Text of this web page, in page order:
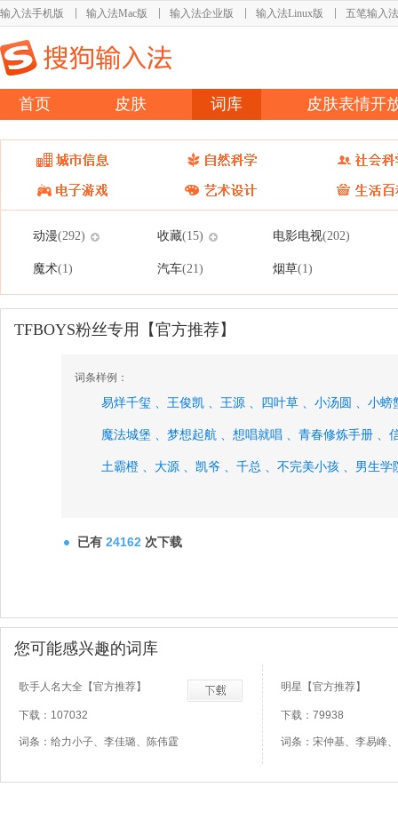
输入法手机版 输入法Mac版 输入法企业版 输入法Linux版 五笔输入法
首页 皮肤 词库 皮肤表情开
动漫(292) 收藏(15) 电影电视(202)
魔术(1) 汽车(21) 烟草(1)
TFBOYS粉丝专用【官方推荐】
词条样例：
易烊千玺 、 王俊凯 、 王源 、 四叶草 、 小汤圆 、 小螃
魔法城堡 、 梦想起航 、 想唱就唱 、 青春修炼手册 、
土霸橙 、 大源 、 凯爷 、 千总 、 不完美小孩 、 男生学
已有 24162 次下载
您可能感兴趣的词库
歌手人名大全【官方推荐】
下载：107032
词条：给力小子、李佳璐、陈伟霆
明星【官方推荐】
下载：79938
词条：宋仲基、李易峰